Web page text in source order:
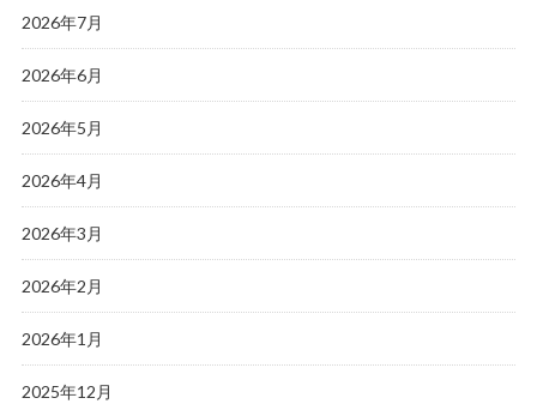
2026年7月
2026年6月
2026年5月
2026年4月
2026年3月
2026年2月
2026年1月
2025年12月